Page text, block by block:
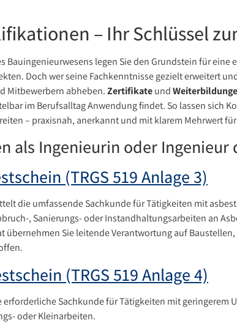
– Ihr Schlüssel
Bauingenieurwesens legen Sie den Grundstein für
Doch wer seine Fachkenntnisse gezielt erweitert
Mitbewerbern abheben.Zertifikateund
im Berufsalltag Anwendung findet. So lassen sich
– praxisnah, anerkannt und mit klarem Mehrwert
als Ingenieurin oder Ingenieur
(TRGS 519 Anlage 3)
die umfassende Sachkunde für Tätigkeiten mit
, Sanierungs- oder Instandhaltungsarbeiten an
übernehmen Sie leitende Verantwortung auf
(TRGS 519 Anlage 4)
erforderliche Sachkunde für Tätigkeiten mit geringerem
oder Kleinarbeiten.